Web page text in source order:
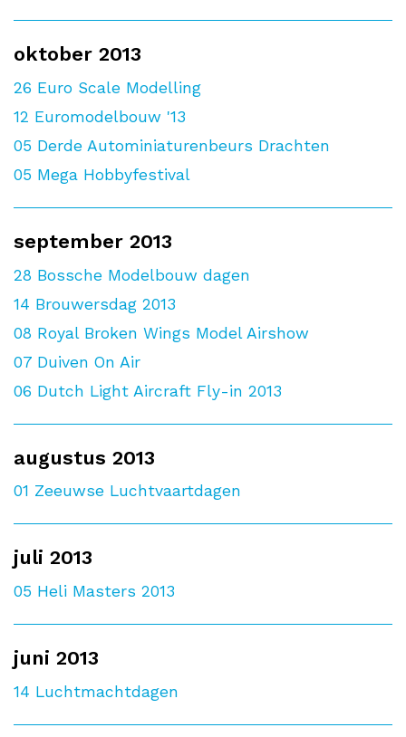
oktober 2013
26 Euro Scale Modelling
12 Euromodelbouw '13
05 Derde Autominiaturenbeurs Drachten
05 Mega Hobbyfestival
september 2013
28 Bossche Modelbouw dagen
14 Brouwersdag 2013
08 Royal Broken Wings Model Airshow
07 Duiven On Air
06 Dutch Light Aircraft Fly-in 2013
augustus 2013
01 Zeeuwse Luchtvaartdagen
juli 2013
05 Heli Masters 2013
juni 2013
14 Luchtmachtdagen